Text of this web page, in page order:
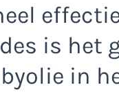
is het
in